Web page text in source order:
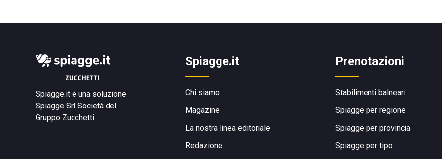
Spiagge.it è una soluzione
Spiagge Srl Società del
Gruppo Zucchetti
Spiagge.it
Chi siamo
Magazine
La nostra linea editoriale
Redazione
Prenotazioni
Stabilimenti balneari
Spiagge per regione
Spiagge per provincia
Spiagge per tipo